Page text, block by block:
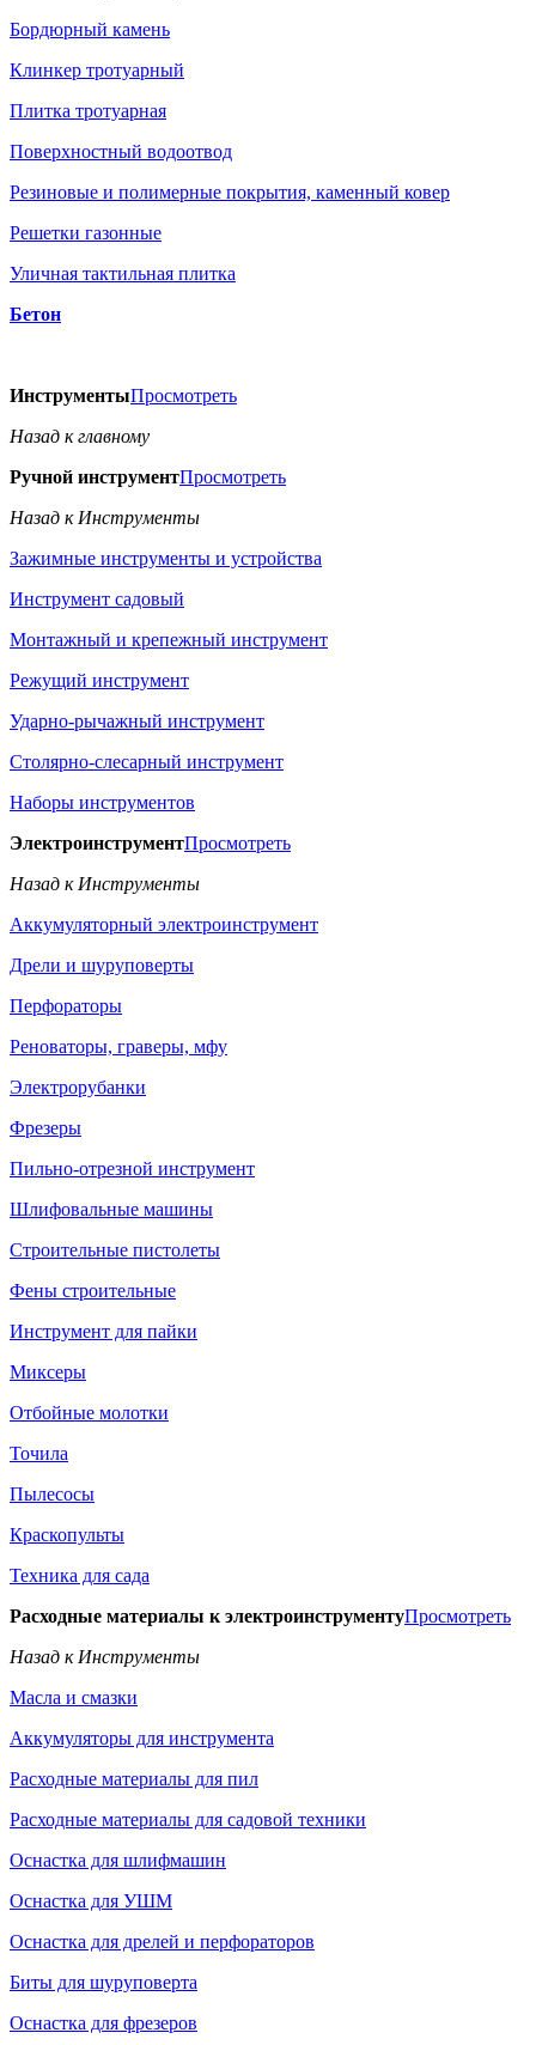
Бордюрный камень
Клинкер тротуарный
Плитка тротуарная
Поверхностный водоотвод
Резиновые и полимерные покрытия, каменный ковер
Решетки газонные
Уличная тактильная плитка
Бетон
ИнструментыПросмотреть
Назад к главному
Ручной инструментПросмотреть
Назад к Инструменты
Зажимные инструменты и устройства
Инструмент садовый
Монтажный и крепежный инструмент
Режущий инструмент
Ударно-рычажный инструмент
Столярно-слесарный инструмент
Наборы инструментов
ЭлектроинструментПросмотреть
Назад к Инструменты
Аккумуляторный электроинструмент
Дрели и шуруповерты
Перфораторы
Реноваторы, граверы, мфу
Электрорубанки
Фрезеры
Пильно-отрезной инструмент
Шлифовальные машины
Строительные пистолеты
Фены строительные
Инструмент для пайки
Миксеры
Отбойные молотки
Точила
Пылесосы
Краскопульты
Техника для сада
Расходные материалы к электроинструментуПросмотреть
Назад к Инструменты
Масла и смазки
Аккумуляторы для инструмента
Расходные материалы для пил
Расходные материалы для садовой техники
Оснастка для шлифмашин
Оснастка для УШМ
Оснастка для дрелей и перфораторов
Биты для шуруповерта
Оснастка для фрезеров